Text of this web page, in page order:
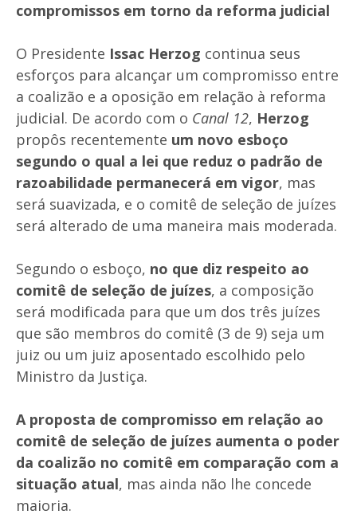
compromissos em torno da reforma judicial
O Presidente Issac Herzog continua seus
esforços para alcançar um compromisso entre
a coalizão e a oposição em relação à reforma
judicial. De acordo com o Canal 12, Herzog
propôs recentemente um novo esboço
segundo o qual a lei que reduz o padrão de
razoabilidade permanecerá em vigor, mas
será suavizada, e o comitê de seleção de juízes
será alterado de uma maneira mais moderada.
Segundo o esboço, no que diz respeito ao
comitê de seleção de juízes, a composição
será modificada para que um dos três juízes
que são membros do comitê (3 de 9) seja um
juiz ou um juiz aposentado escolhido pelo
Ministro da Justiça.
A proposta de compromisso em relação ao
comitê de seleção de juízes aumenta o poder
da coalizão no comitê em comparação com a
situação atual, mas ainda não lhe concede
maioria.